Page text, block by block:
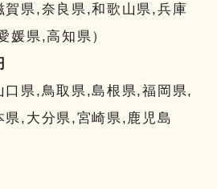
賀県,奈良県,和歌山県,兵庫
媛県,高知県）
口県,鳥取県,島根県,福岡県,
,大分県,宮崎県,鹿児島